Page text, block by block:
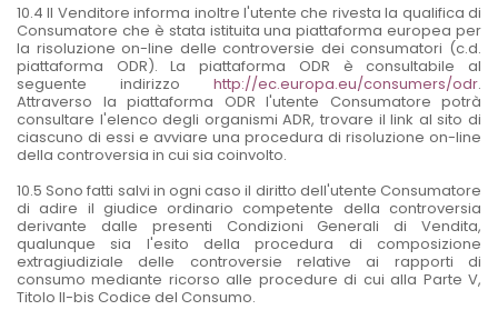
10.4 Il Venditore informa inoltre l'utente che rivesta la qualifica di
Consumatore che è stata istituita una piattaforma europea per
la risoluzione on-line delle controversie dei consumatori (c.d.
piattaforma ODR). La piattaforma ODR è consultabile al
seguente indirizzo http://ec.europa.eu/consumers/odr.
Attraverso la piattaforma ODR l'utente Consumatore potrà
consultare l'elenco degli organismi ADR, trovare il link al sito di
ciascuno di essi e avviare una procedura di risoluzione on-line
della controversia in cui sia coinvolto.
10.5 Sono fatti salvi in ogni caso il diritto dell'utente Consumatore
di adire il giudice ordinario competente della controversia
derivante dalle presenti Condizioni Generali di Vendita,
qualunque sia l'esito della procedura di composizione
extragiudiziale delle controversie relative ai rapporti di
consumo mediante ricorso alle procedure di cui alla Parte V,
Titolo II-bis Codice del Consumo.